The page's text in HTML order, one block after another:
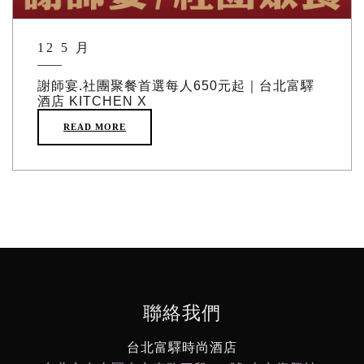
12 5 月
謝師宴.社團聚餐首選每人650元起｜台北富驛
酒店 KITCHEN X
READ MORE
聯絡我們
台北富驛時尚酒店